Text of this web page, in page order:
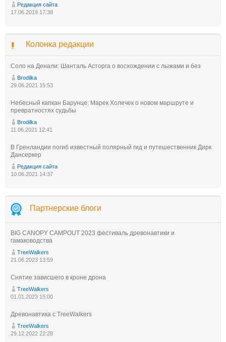
Редакция сайта
17.06.2019 17:38
Колонка редакции
Соло на Денали: Шанталь Асторга о восхождении с лыжами и без
Brodilka
29.06.2021 15:53
Небесный капкан Барунце: Марек Холечек о новом маршруте и
превратностях судьбы
Brodilka
11.06.2021 12:41
В Гренландии погиб известный полярный гид и путешественник Дирк
Дансеркер
Редакция сайта
10.06.2021 14:37
Партнерские блоги
BIG CANOPY CAMPOUT 2023 фестиваль древонавтики и
гамаководства
TreeWalkers
21.06.2023 13:59
Снятие зависшего в кроне дрона
TreeWalkers
01.01.2023 15:00
Древонавтика с TreeWalkers
TreeWalkers
29.12.2022 22:28